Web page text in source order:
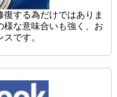
する為だけではありま
様な意味合いも強く、お
です。